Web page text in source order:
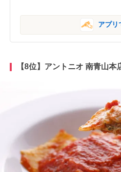
アプリ
【8位】アントニオ 南青山本